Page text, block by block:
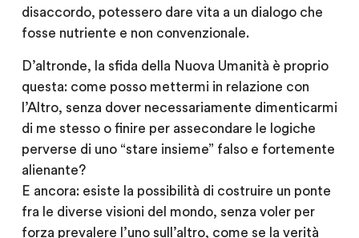
disaccordo, potessero dare vita a un dialogo che
fosse nutriente e non convenzionale.
D’altronde, la sfida della Nuova Umanità è proprio
questa: come posso mettermi in relazione con
l’Altro, senza dover necessariamente dimenticarmi
di me stesso o finire per assecondare le logiche
perverse di uno “stare insieme” falso e fortemente
alienante?
E ancora: esiste la possibilità di costruire un ponte
fra le diverse visioni del mondo, senza voler per
forza prevalere l’uno sull’altro, come se la verità